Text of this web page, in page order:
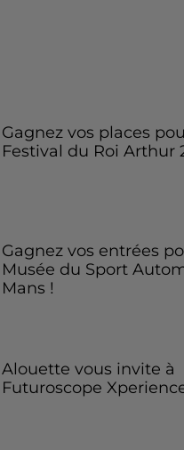
Gagnez vos places
Festival du Roi Arthur
Gagnez vos entrées
Musée du Sport
Mans !
Alouette vous invite à
Futuroscope